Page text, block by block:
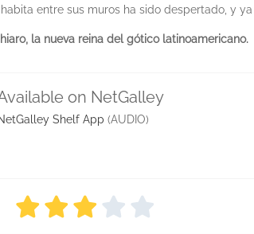
entre sus muros ha sido despertado, y
la nueva reina del gótico latinoamericano.
on NetGalley
Shelf App (AUDIO)